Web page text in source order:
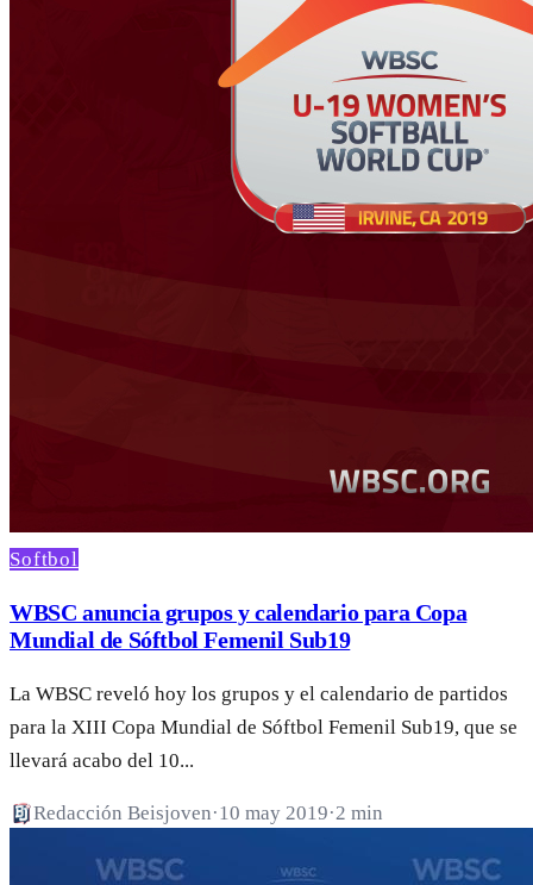
Softbol
WBSC anuncia grupos y calendario para Copa
Mundial de Sóftbol Femenil Sub19
La WBSC reveló hoy los grupos y el calendario de partidos
para la XIII Copa Mundial de Sóftbol Femenil Sub19, que se
llevará acabo del 10...
Redacción Beisjoven·10 may 2019·2 min